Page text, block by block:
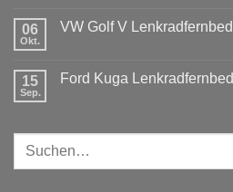
DIN
benötigt
Fusion
Can
06
Okt.
VW Golf V
VW
15
Sep.
Ford Kuga
Ford
Lenkradfernbedienung
anschließen
Suchen